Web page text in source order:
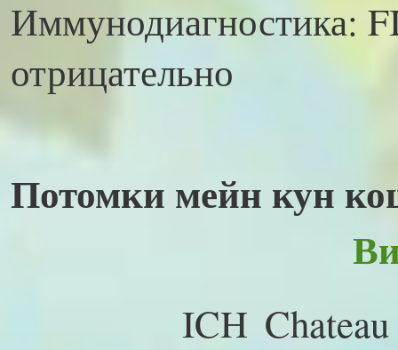
Иммунодиагностика:
отрицательно
Потомки мейн кун
ICH Chateau